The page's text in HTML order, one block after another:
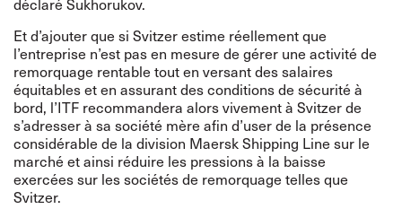
Et d’ajouter que si Svitzer estime réellement que
l’entreprise n’est pas en mesure de gérer une activité de
remorquage rentable tout en versant des salaires
équitables et en assurant des conditions de sécurité à
bord, l’ITF recommandera alors vivement à Svitzer de
s’adresser à sa société mère afin d’user de la présence
considérable de la division Maersk Shipping Line sur le
marché et ainsi réduire les pressions à la baisse
exercées sur les sociétés de remorquage telles que
Svitzer.